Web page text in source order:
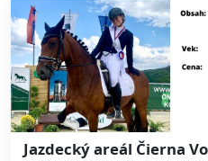
Jazdecký areál Čierna